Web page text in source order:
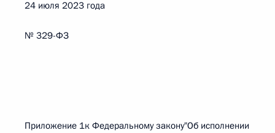
24 июля 2023 года
№ 329-ФЗ
Приложение 1к Федеральному закону"Об исполнении